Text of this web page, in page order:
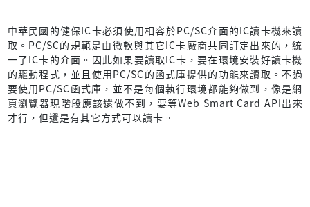
中華民國的健保IC卡必須使用相容於PC/SC介面的IC讀卡機來讀
取。PC/SC的規範是由微軟與其它IC卡廠商共同訂定出來的，統
一了IC卡的介面。因此如果要讀取IC卡，要在環境安裝好讀卡機
的驅動程式，並且使用PC/SC的函式庫提供的功能來讀取。不過
要使用PC/SC函式庫，並不是每個執行環境都能夠做到，像是網
頁瀏覽器現階段應該還做不到，要等Web Smart Card API出來
才行，但還是有其它方式可以讀卡。